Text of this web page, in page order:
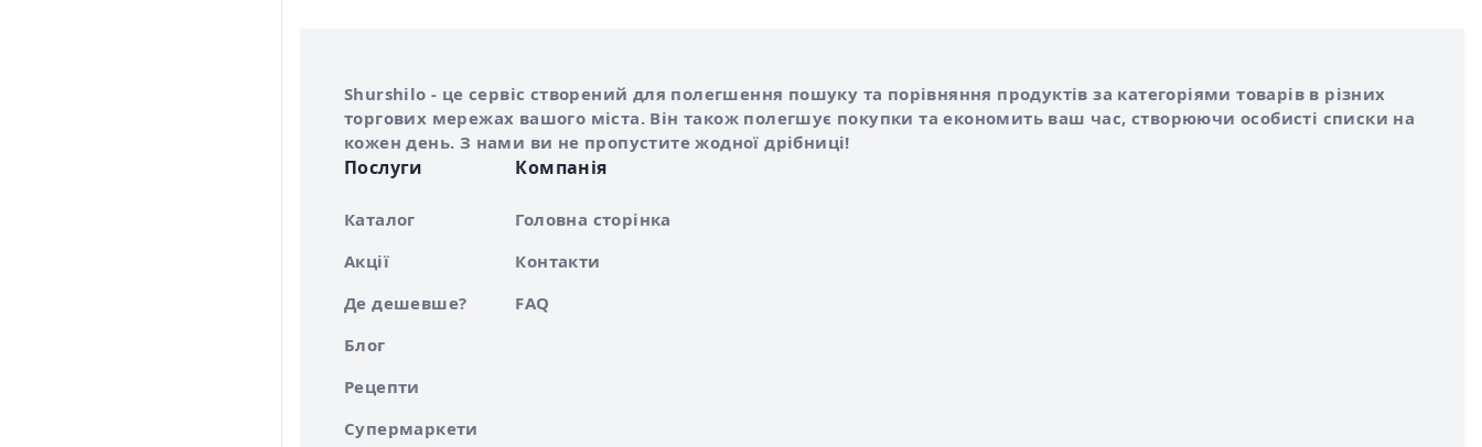
Про сервіс Shurshilo
Shurshilo - це сервіс створений для полегшення пошуку та порівняння продуктів за категоріями товарів в різних
торгових мережах вашого міста. Він також полегшує покупки та економить ваш час, створюючи особисті списки на
кожен день. З нами ви не пропустите жодної дрібниці!
Послуги
Каталог
Акції
Де дешевше?
Блог
Рецепти
Супермаркети
Компанія
Головна сторінка
Контакти
FAQ